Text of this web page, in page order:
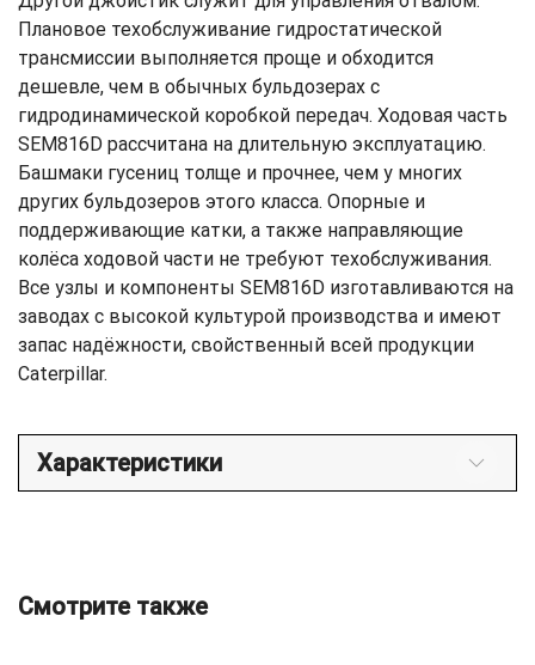
Плановое техобслуживание гидростатической
трансмиссии выполняется проще и обходится
дешевле, чем в обычных бульдозерах с
гидродинамической коробкой передач. Ходовая часть
SEM816D рассчитана на длительную эксплуатацию.
Башмаки гусениц толще и прочнее, чем у многих
других бульдозеров этого класса. Опорные и
поддерживающие катки, а также направляющие
колёса ходовой части не требуют техобслуживания.
Все узлы и компоненты SEM816D изготавливаются на
заводах с высокой культурой производства и имеют
запас надёжности, свойственный всей продукции
Caterpillar.
Характеристики
Смотрите также